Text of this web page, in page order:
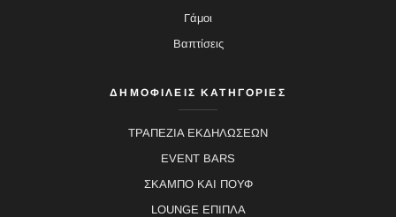
Γάμοι
Βαπτίσεις
ΔΗΜΟΦΙΛΕΙΣ ΚΑΤΗΓΟΡΙΕΣ
ΤΡΑΠΕΖΙΑ ΕΚΔΗΛΩΣΕΩΝ
EVENT BARS
ΣΚΑΜΠΟ ΚΑΙ ΠΟΥΦ
LOUNGE ΕΠΙΠΛΑ